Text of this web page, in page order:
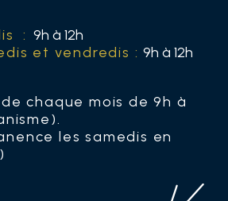
: 9h à 12h
et vendredis :9h à 12h
chaque mois de 9h à
les samedis en